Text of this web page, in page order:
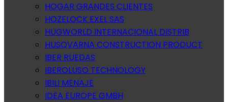
HOGAR GRANDES CLIENTES
HOZELOCK EXEL SAS
HUGWORLD INTERNACIONAL DISTRIB
HUSQVARNA CONSTRUCTION PRODUCT
IBER RUEDAS
IBEROLUSO TECHNOLOGY
IBILI MENAJE
IDEA EUROPE GMBH